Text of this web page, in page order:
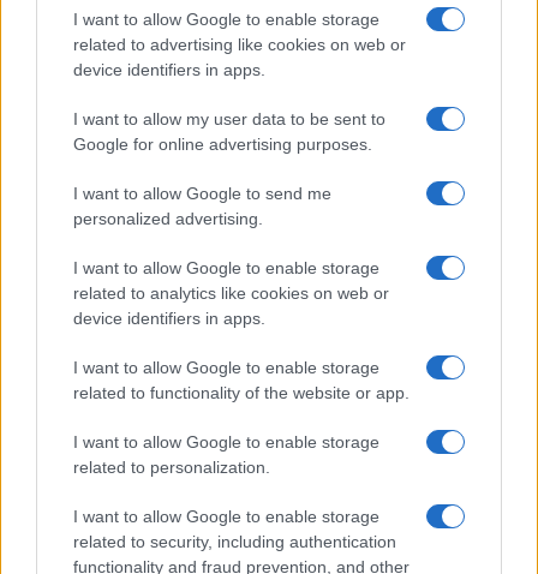
I want to allow Google to enable storage
related to advertising like cookies on web or
device identifiers in apps.
I want to allow my user data to be sent to
Google for online advertising purposes.
I want to allow Google to send me
personalized advertising.
I want to allow Google to enable storage
related to analytics like cookies on web or
device identifiers in apps.
I want to allow Google to enable storage
related to functionality of the website or app.
I want to allow Google to enable storage
related to personalization.
I want to allow Google to enable storage
related to security, including authentication
functionality and fraud prevention, and other
Brentolie daalt naar 88.9 dollar: grondstoffen onder druk
Sanne De Vries · 6 aug 2026